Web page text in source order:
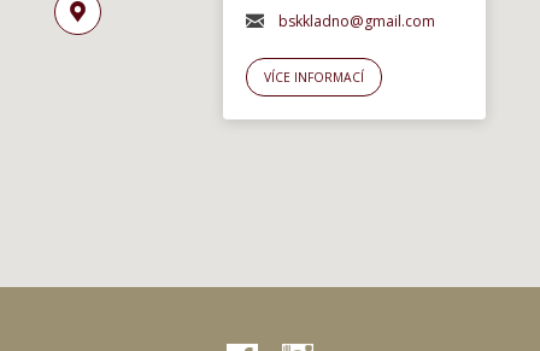
bskkladno@gmail.com
VÍCE INFORMACÍ